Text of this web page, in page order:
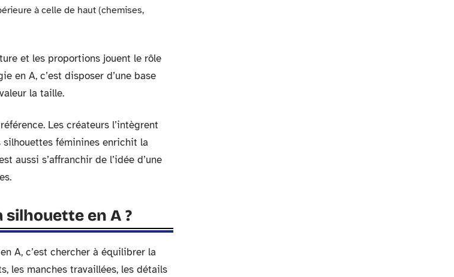
à celle de haut (chemises,
et les proportions jouent le rôle
en A, c’est disposer d’une base
la taille.
Les créateurs l’intègrent
féminines enrichit la
aussi s’affranchir de l’idée d’une
en A ?
A, c’est chercher à équilibrer la
les manches travaillées, les détails